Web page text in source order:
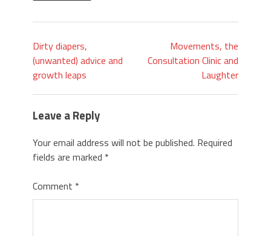
Dirty diapers,
(unwanted) advice and
growth leaps
Movements, the
Consultation Clinic and
Laughter
Leave a Reply
Your email address will not be published. Required
fields are marked *
Comment *